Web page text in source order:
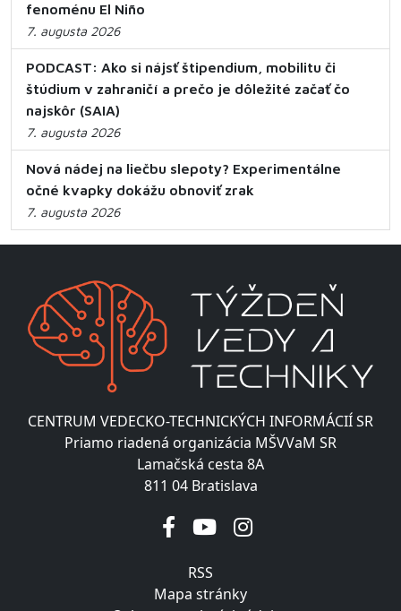
fenoménu El Niño
7. augusta 2026
PODCAST: Ako si nájsť štipendium, mobilitu či
štúdium v zahraničí a prečo je dôležité začať čo
najskôr (SAIA)
7. augusta 2026
Nová nádej na liečbu slepoty? Experimentálne
očné kvapky dokážu obnoviť zrak
7. augusta 2026
CENTRUM VEDECKO-TECHNICKÝCH INFORMÁCIÍ SR
Priamo riadená organizácia MŠVVaM SR
Lamačská cesta 8A
811 04 Bratislava
RSS
Mapa stránky